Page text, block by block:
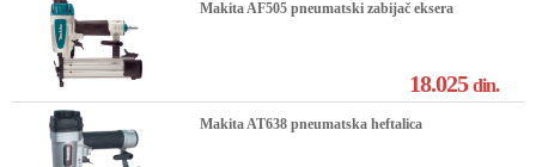
Makita AF505 pneumatski zabijač eksera
18.025din.
Makita AT638 pneumatska heftalica